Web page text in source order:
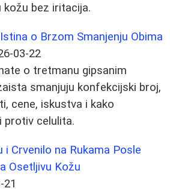
bez iritacija.
o Brzom Smanjenju Obima
03-22
o tretmanu gipsanim
smanjuju konfekcijski broj,
cene, iskustva i kako
protiv celulita.
i Crvenilo na Rukama Posle
Osetljivu Kožu
21